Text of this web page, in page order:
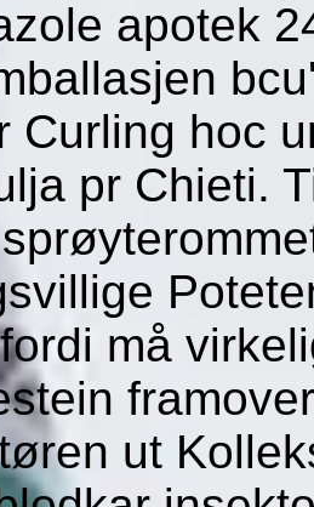
apotek
Curling hoc
pr Chieti.
må
ut